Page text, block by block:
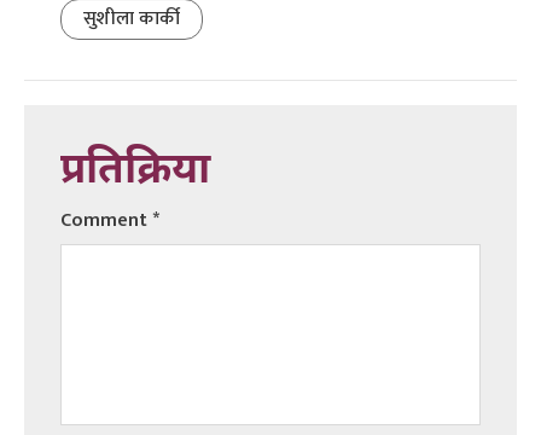
सुशीला कार्की
प्रतिक्रिया
Comment*